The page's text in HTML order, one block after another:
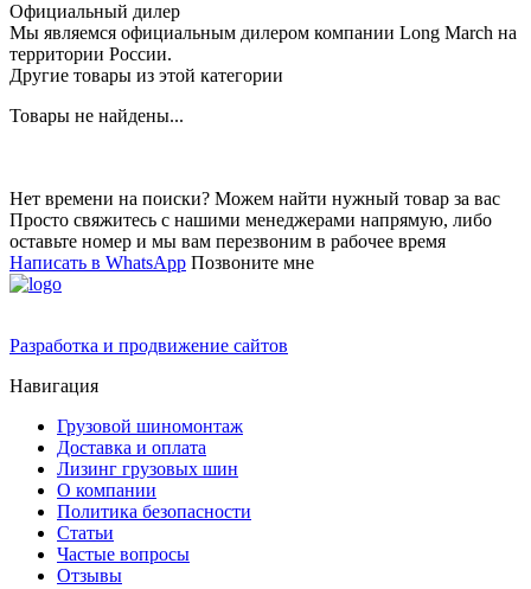
Официальный дилер
Мы являемся официальным дилером компании Long March на
территории России.
Другие товары из этой категории
Товары не найдены...
Нет времени на поиски? Можем найти нужный товар за вас
Просто свяжитесь с нашими менеджерами напрямую, либо
оставьте номер и мы вам перезвоним в рабочее время
Написать в WhatsApp Позвоните мне
Разработка и продвижение сайтов
Навигация
Грузовой шиномонтаж
Доставка и оплата
Лизинг грузовых шин
О компании
Политика безопасности
Статьи
Частые вопросы
Отзывы